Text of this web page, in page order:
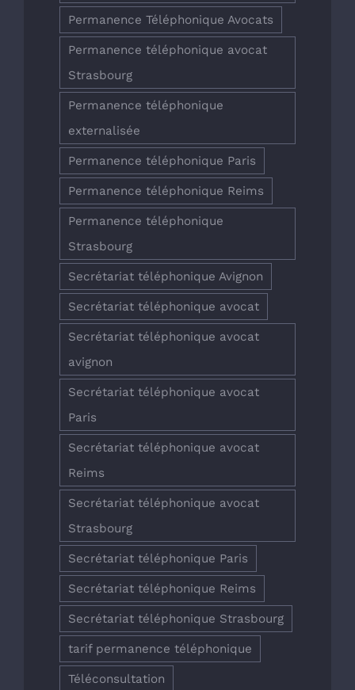
Permanence Téléphonique Avocats
Permanence téléphonique avocat
Strasbourg
Permanence téléphonique
externalisée
Permanence téléphonique Paris
Permanence téléphonique Reims
Permanence téléphonique
Strasbourg
Secrétariat téléphonique Avignon
Secrétariat téléphonique avocat
Secrétariat téléphonique avocat
avignon
Secrétariat téléphonique avocat
Paris
Secrétariat téléphonique avocat
Reims
Secrétariat téléphonique avocat
Strasbourg
Secrétariat téléphonique Paris
Secrétariat téléphonique Reims
Secrétariat téléphonique Strasbourg
tarif permanence téléphonique
Téléconsultation